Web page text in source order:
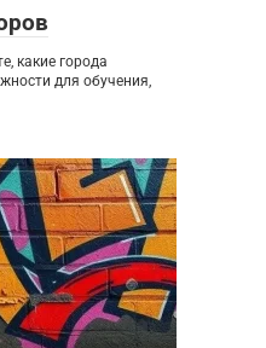
какие города
для обучения,